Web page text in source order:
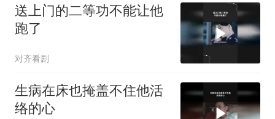
送上门的二等功不能让他
跑了
对齐看剧
生病在床也掩盖不住他活
络的心